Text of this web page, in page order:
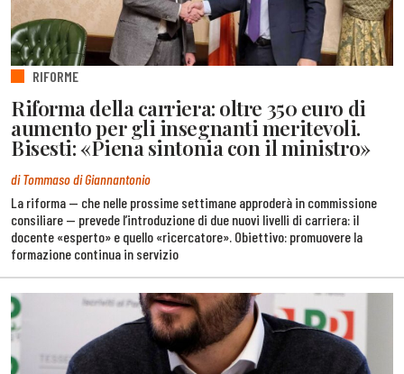
RIFORME
Riforma della carriera: oltre 350 euro di
aumento per gli insegnanti meritevoli.
Bisesti: «Piena sintonia con il ministro»
di Tommaso di Giannantonio
La riforma — che nelle prossime settimane approderà in commissione
consiliare — prevede l’introduzione di due nuovi livelli di carriera: il
docente «esperto» e quello «ricercatore». Obiettivo: promuovere la
formazione continua in servizio